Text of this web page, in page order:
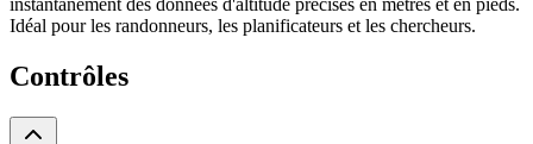
Idéal pour les randonneurs, les planificateurs et les chercheurs.
Contrôles